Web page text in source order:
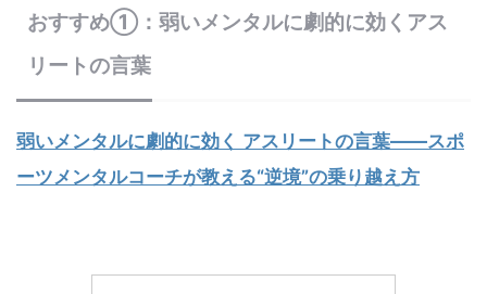
おすすめ①：弱いメンタルに劇的に効くアス
リートの言葉
弱いメンタルに劇的に効く アスリートの言葉――スポ
ーツメンタルコーチが教える“逆境”の乗り越え方